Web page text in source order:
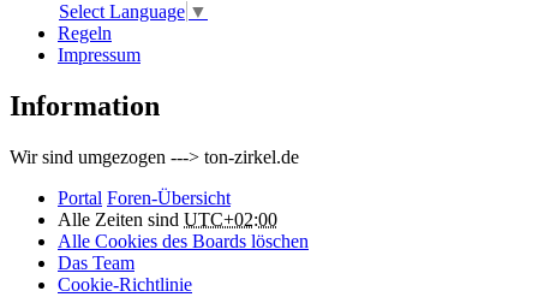
Select Language ▼
Regeln
Impressum
Information
Wir sind umgezogen ---> ton-zirkel.de
Portal Foren-Übersicht
Alle Zeiten sind UTC+02:00
Alle Cookies des Boards löschen
Das Team
Cookie-Richtlinie